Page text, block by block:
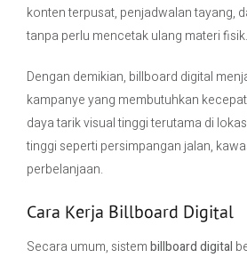
konten terpusat, penjadwalan tayang,
tanpa perlu mencetak ulang materi fisik.
Dengan demikian, billboard digital
kampanye yang membutuhkan
daya tarik visual tinggi terutama di
tinggi seperti persimpangan jalan,
perbelanjaan.
Cara Kerja Billboard Digital
Secara umum, sistembillboard digital